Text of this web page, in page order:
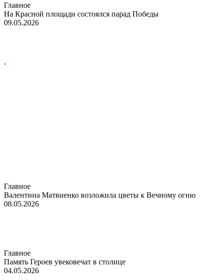
Главное
На Красной площади состоялся парад Победы
09.05.2026
Главное
Валентина Матвиенко возложила цветы к Вечному огню
08.05.2026
Главное
Память Героев увековечат в столице
04.05.2026